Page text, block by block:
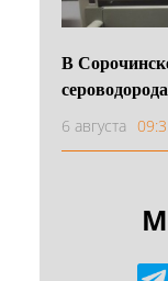
В
сероводорода
6 августа